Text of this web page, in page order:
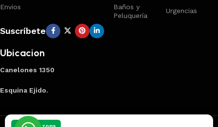
Envios
Baños y
Peluquería
Urgencias
Suscríbete
Ubicacion
Canelones 1350
Esquina Ejido.
Creado por